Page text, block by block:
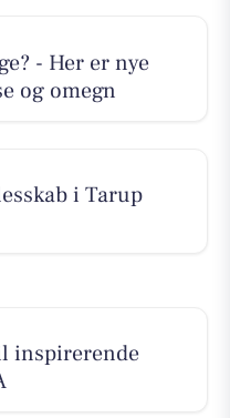
- Her er nye
og omegn
i Tarup
inspirerende